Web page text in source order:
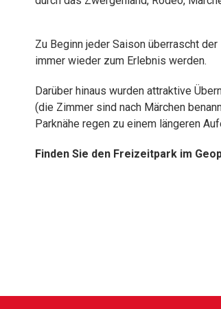
Zu Beginn jeder Saison überrascht
immer wieder zum Erlebnis werden.
Darüber hinaus wurden attraktive
(die Zimmer sind nach Märchen
Parknähe regen zu einem längeren
Finden Sie den Freizeitpark im